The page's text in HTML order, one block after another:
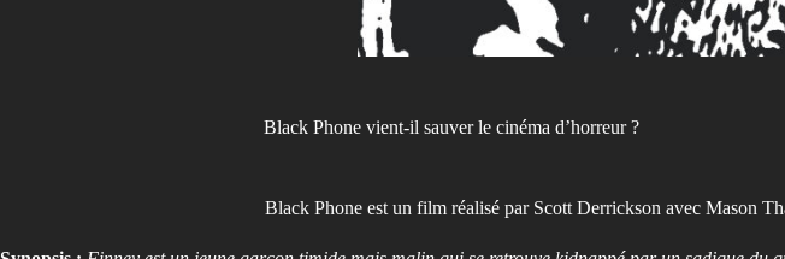
Black Phone vient-il sauver le cinéma d’horreur ?
Black Phone est un film réalisé par Scott Derrickson avec Mason